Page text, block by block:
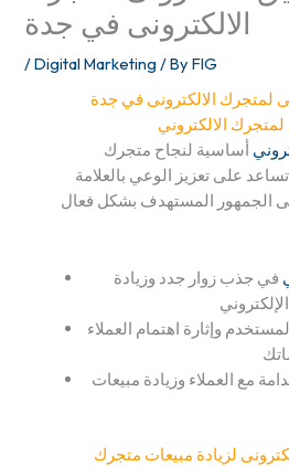
الالكترونى في جدة
/Digital Marketing / ByFIG
لمتجرك الالكترونى في جدة
لمتجرك الالكتروني
أساسية لنجاح متجرك
على تعزيز الوعي بالعلامة
الجمهور المستهدف بشكل فعال
في جذب زوار جدد وزيادة
وإثارة اهتمام العملاء
مع العملاء وزيادة مبيعات
لزيادة مبيعات متجرك